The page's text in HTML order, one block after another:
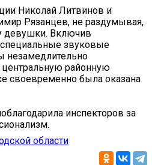
Николай Литвинов и
Рязанцев, не раздумывая,
девушки. Включив
звуковые
незамедлительно
районную
своевременно была оказана
инспекторов за
области